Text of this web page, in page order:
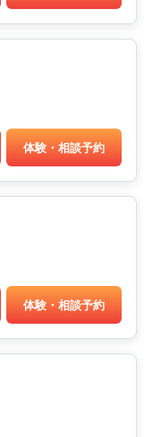
体験・相談予約
体験・相談予約